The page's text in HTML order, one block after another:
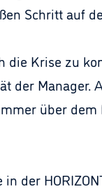
Schritt auf
Krise zu
der
über
der